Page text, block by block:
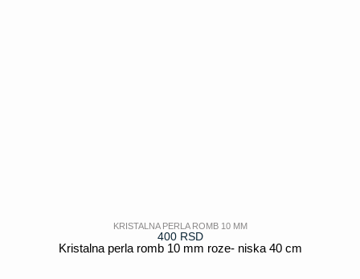
KRISTALNA PERLA ROMB 10 MM
400 RSD
Kristalna perla romb 10 mm roze- niska 40 cm